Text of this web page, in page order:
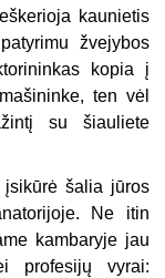
kaunietis
žvejybos
kopia į
ten vėl
su šiauliete
šalia jūros
Ne itin
kambaryje jau
profesijų vyrai: